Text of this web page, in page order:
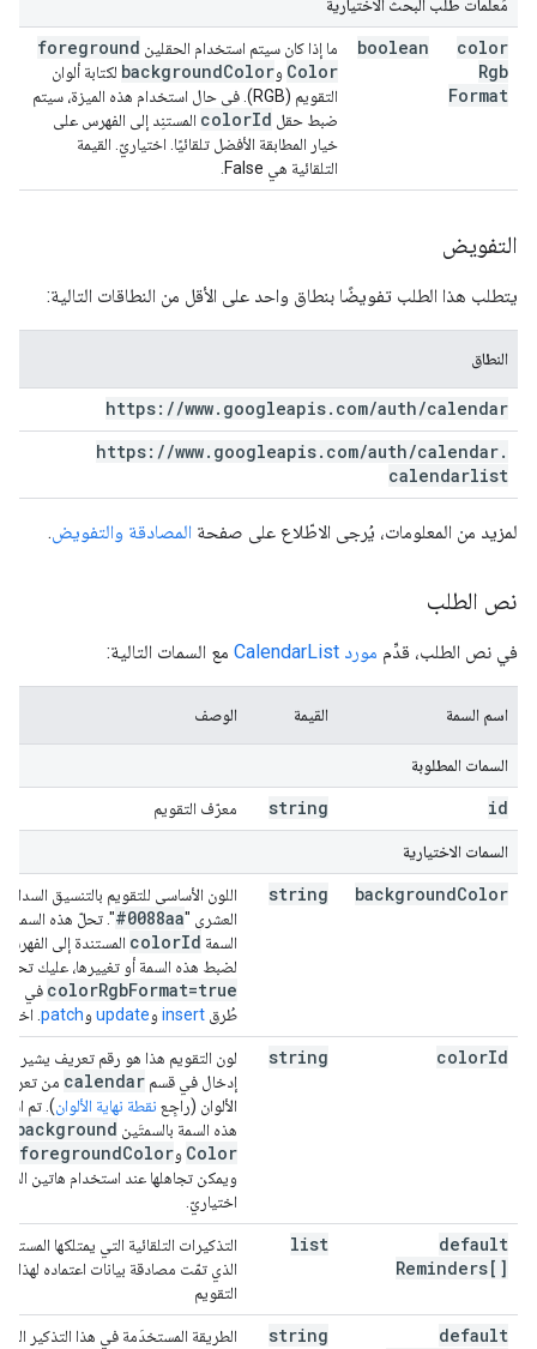
مَعلمات طلب البحث الاختيارية
color
Rgb
Format
boolean ما إذا كان سيتم استخدام الحقلين foreground
Color و backgroundColor
لكتابة ألوان
التقويم (RGB). في حال استخدام هذه الميزة، سيتم
ضبط حقل
colorId
المستنِد إلى الفهرس على
خيار المطابقة الأفضل تلقائيًا. اختياريّ. القيمة
التلقائية هي False.
التفويض
يتطلب هذا الطلب تفويضًا بنطاق واحد على الأقل من النطاقات التالية:
النطاق
https: //www. googleapis. com/auth/calendar
https: //www. googleapis. com/auth/calendar.
calendarlist
لمزيد من المعلومات، يُرجى الاطّلاع على صفحة المصادقة والتفويض.
نص الطلب
في نص الطلب، قدِّم مورد CalendarList مع السمات التالية:
اسم السمة القيمة الوصف
السمات المطلوبة
id
string معرّف التقويم
السمات الاختيارية
backgroundColor
string
اللون الأساسي للتقويم بالتنسيق
العشري "#0088aa". تحلّ هذه السمة
السمة
colorId
المستندة إلى الفهرس.
لضبط هذه السمة أو تغييرها، عليك
colorRgbFormat=true
في
طُرق insert وupdate وpatch
.
colorId
string
لون التقويم هذا هو رقم تعريف يشير
إدخال في قسم calendar من
الألوان (راجِع نقطة نهاية الألوان). تم
هذه السمة بالسمتَين background
Color و foregroundColor
ويمكن تجاهلها عند استخدام هاتين
اختياريّ.
default
Reminders[]
list
التذكيرات التلقائية التي يمتلكها
الذي تمّت مصادقة بيانات اعتماده لهذا
التقويم
default
string الطريقة المستخدَمة في هذا التذكير